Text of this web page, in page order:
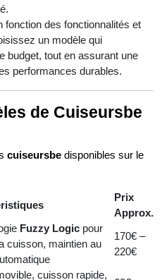
fonction des fonctionnalités et
un modèle qui
budget, tout en assurant une
performances durables.
de Cuiseursbe
cuiseursbe disponibles sur le
Prix
Approx.
Fuzzy Logic pour
cuisson, maintien au
170€ –
220€
cuisson rapide,